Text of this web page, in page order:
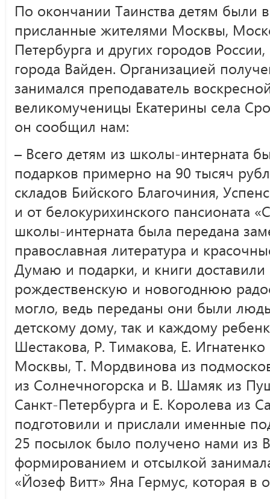
По окончании Таинства детям были
присланные жителями Москвы,
Петербурга и других городов
города Вайден. Организацией
занимался преподаватель
великомученицы Екатерины села
он сообщил нам:
– Всего детям из школы-интерната
подарков примерно на 90 тысяч
складов Бийского Благочиния,
и от белокурихинского пансионата
школы-интерната была передана
православная литература и
Думаю и подарки, и книги
рождественскую и новогоднюю
могло, ведь переданы они были
детскому дому, так и каждому
Шестакова, Р. Тимакова, Е.
Москвы, Т. Мордвинова из
из Солнечногорска и В. Шамяк из
Санкт-Петербурга и Е. Королева из
подготовили и прислали именные
25 посылок было получено нами из
формированием и отсылкой
«Йозеф Витт» Яна Гермус, которая в